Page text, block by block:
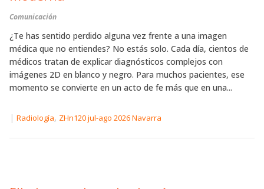
Comunicación
¿Te has sentido perdido alguna vez frente a una imagen
médica que no entiendes? No estás solo. Cada día, cientos de
médicos tratan de explicar diagnósticos complejos con
imágenes 2D en blanco y negro. Para muchos pacientes, ese
momento se convierte en un acto de fe más que en una...
| Radiología, ZHn120 jul-ago 2026 Navarra